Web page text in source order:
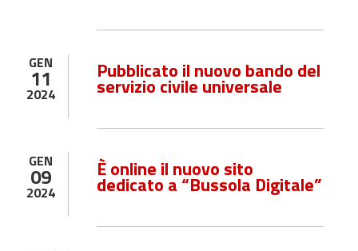
GEN
11
2024
Pubblicato il nuovo bando del
servizio civile universale
GEN
09
2024
È online il nuovo sito
dedicato a “Bussola Digitale”